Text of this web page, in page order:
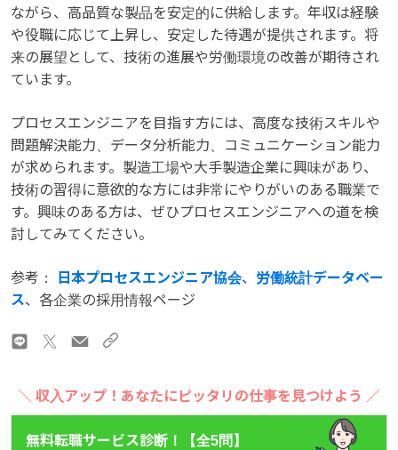
ながら、高品質な製品を安定的に供給します。年収は経験
や役職に応じて上昇し、安定した待遇が提供されます。将
来の展望として、技術の進展や労働環境の改善が期待され
ています。
プロセスエンジニアを目指す方には、高度な技術スキルや
問題解決能力、データ分析能力、コミュニケーション能力
が求められます。製造工場や大手製造企業に興味があり、
技術の習得に意欲的な方には非常にやりがいのある職業で
す。興味のある方は、ぜひプロセスエンジニアへの道を検
討してみてください。
参考： 日本プロセスエンジニア協会、 労働統計データベー
ス、各企業の採用情報ページ
＼ 収入アップ！あなたにピッタリの仕事を見つけよう ／
無料転職サービス診断！【全5問】